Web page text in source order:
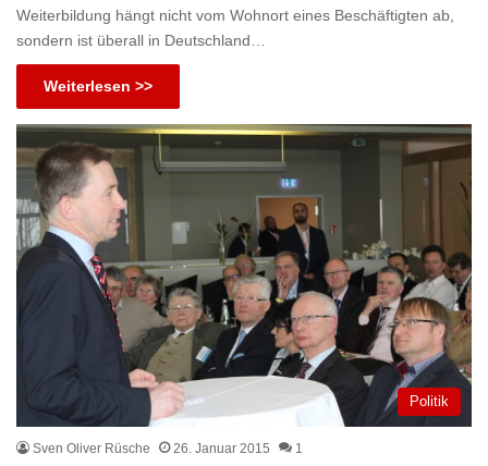
Weiterbildung hängt nicht vom Wohnort eines Beschäftigten ab,
sondern ist überall in Deutschland…
Weiterlesen >>
Politik
Sven Oliver Rüsche 26. Januar 2015 1